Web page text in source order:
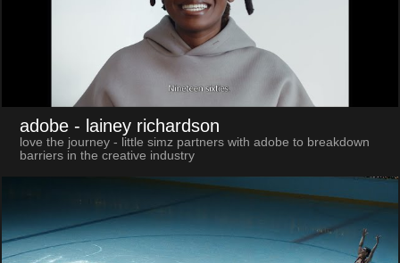
adobe - lainey richardson
love the journey - little simz partners with adobe to breakdown
barriers in the creative industry